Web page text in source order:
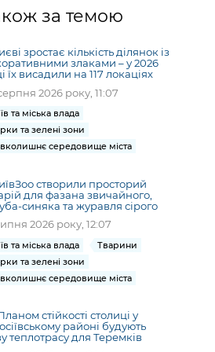
Безбар'єрність
адміністрація
Портал послуг
Міський застосунок Київ
Цифровий
Важливе під час
воєнного стану
міській військовій
адміністрації
«Ініціатива
«Партнерство
«Відкритий Уряд» –
місцевий рівень»
Важливе під час
дій чи
про
на
дашборди
та
/
журналіст
ський
запит /
Submitting
a media
request
hospitals
за темою
зростає кількість ділянок із
злаками – у 2026
їх висадили на 117 локаціях
2026 року, 11:07
та міська влада
та зелені зони
середовище міста
створили просторий
для фазана звичайного,
синяка та журавля сірого
2026 року, 12:07
та міська влада
Тварини
та зелені зони
середовище міста
стійкості столиці у
районі будують
теплотрасу для Теремків